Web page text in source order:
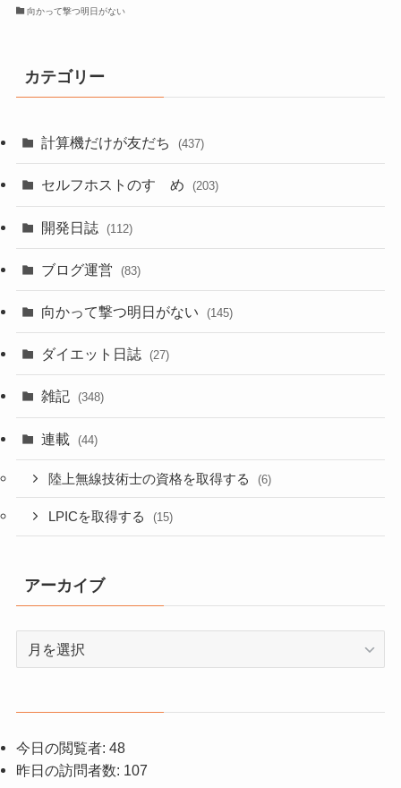
向かって撃つ明日がない
カテゴリー
計算機だけが友だち (437)
セルフホストのすゝめ (203)
開発日誌 (112)
ブログ運営 (83)
向かって撃つ明日がない (145)
ダイエット日誌 (27)
雑記 (348)
連載 (44)
陸上無線技術士の資格を取得する (6)
LPICを取得する (15)
アーカイブ
今日の閲覧者: 48
昨日の訪問者数: 107